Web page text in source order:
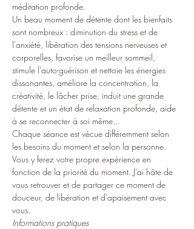
méditation profonde.
Un beau moment de détente dont les bienfaits
sont nombreux : diminution du stress et de
l'anxiété, libération des tensions nerveuses et
corporelles, favorise un meilleur sommeil,
stimule l'auto-guérison et nettoie les énergies
dissonantes, améliore la concentration, la
créativité, le lâcher prise, induit une grande
détente et un état de relaxation profonde, aide
à se reconnecter à soi même...
Chaque séance est vécue différemment selon
les besoins du moment et selon la personne.
Vous y ferez votre propre expérience en
fonction de la priorité du moment. J'ai hâte de
vous retrouver et de partager ce moment de
douceur, de libération et d'apaisement avec
vous.
Informations pratiques